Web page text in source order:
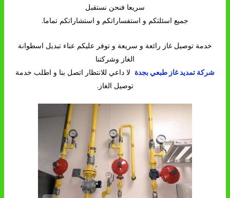
سريعا فنحن نستقبل
جميع اسئلتكم و استفساراتكم و استشاراتكم تماما.
خدمة توصيل غاز رائعة و سريعة و توفر عليكم عناء تبديل اسطوانة
الغاز وشركتنا
شركة تمديد غاز طبعي بجدة لا داعي للانتظار اتصل بنا و اطلب خدمة
توصيل الغاز.